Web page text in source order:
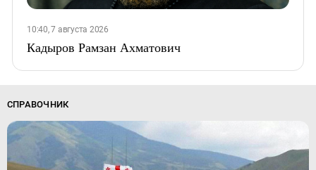
10:40, 7 августа 2026
Кадыров Рамзан Ахматович
СПРАВОЧНИК